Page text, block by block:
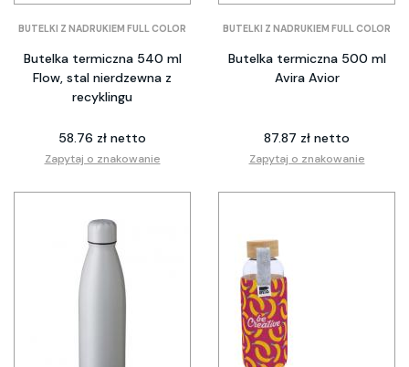
BUTELKI Z NADRUKIEM FULL COLOR
Butelka termiczna 540 ml
Flow, stal nierdzewna z
recyklingu
58.76 zł netto
Zapytaj o znakowanie
BUTELKI Z NADRUKIEM FULL COLOR
Butelka termiczna 500 ml
Avira Avior
87.87 zł netto
Zapytaj o znakowanie